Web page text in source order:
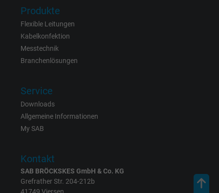
Produkte
Flexible Leitungen
Kabelkonfektion
Messtechnik
Branchenlösungen
Service
Downloads
Allgemeine Informationen
My SAB
Kontakt
SAB BRÖCKSKES GmbH & Co. KG
Grefrather Str. 204-212b